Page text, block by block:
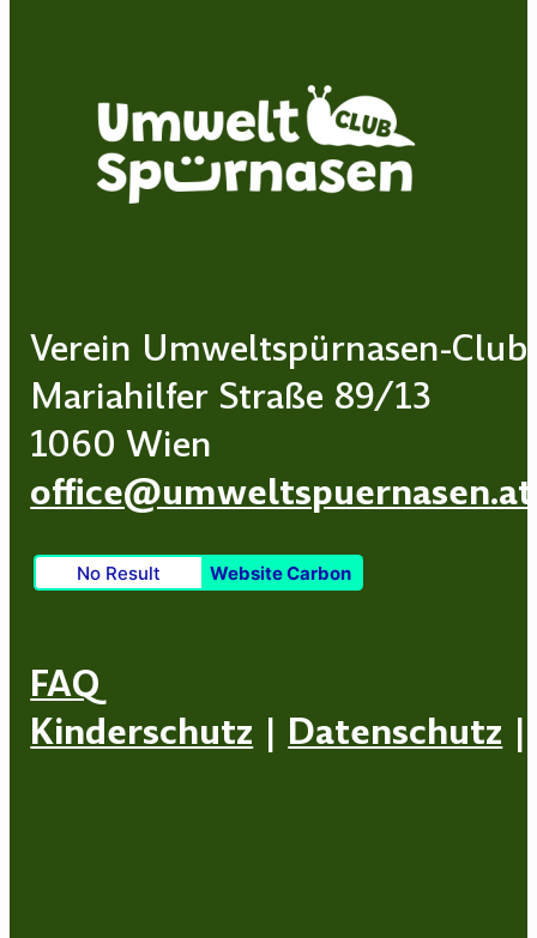
Verein Umweltspürnasen-Club
Mariahilfer Straße 89/13
1060 Wien
office@umweltspuernasen.at
No Result Website Carbon
FAQ
Kinderschutz | Datenschutz |